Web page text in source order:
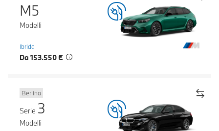
M5
Modelli
Ibrida
Da 153.550 €
Berlina
Serie 3
Modelli